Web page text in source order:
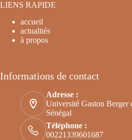
LIENS RAPIDE
accueil
actualités
à propos
Informations de contact
Adresse :
Université Gaston Berger
Sénégal
Téléphone :
00221339601687